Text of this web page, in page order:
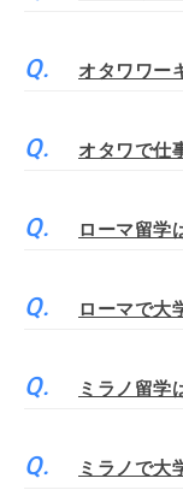
オタワワー
オタワで仕
ローマ留学
ローマで大
ミラノ留学
ミラノで大